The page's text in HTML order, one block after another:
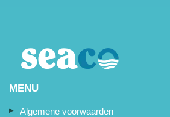
MENU
Algemene voorwaarden